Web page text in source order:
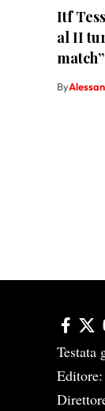
Itf
al II
match”
By
Testata
Editore: